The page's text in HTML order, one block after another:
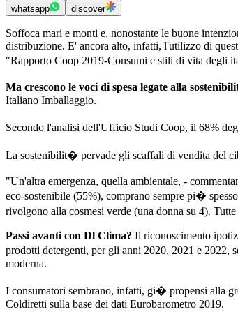
whatsapp discover
Soffoca mari e monti e, nonostante le buone
distribuzione. E' ancora alto, infatti, l'utilizzo di
"Rapporto Coop 2019-Consumi e stili di vita degli
Ma crescono le voci di spesa legate alla
Italiano Imballaggio.
Secondo l'analisi dell'Ufficio Studi Coop, il 68%
La sostenibilit� pervade gli scaffali di vendita del
"Un'altra emergenza, quella ambientale, -
eco-sostenibile (55%), comprano sempre pi�
rivolgono alla cosmesi verde (una donna su 4).
Passi avanti con Dl Clima? Il riconoscimento
prodotti detergenti, per gli anni 2020, 2021 e 2022,
moderna.
I consumatori sembrano, infatti, gi� propensi alla
Coldiretti sulla base dei dati Eurobarometro 2019.